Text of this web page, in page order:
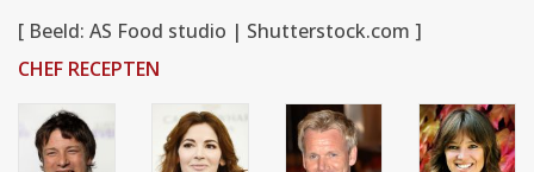
[ Beeld: AS Food studio | Shutterstock.com ]
CHEF RECEPTEN